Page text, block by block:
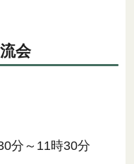
会
分～11時30分